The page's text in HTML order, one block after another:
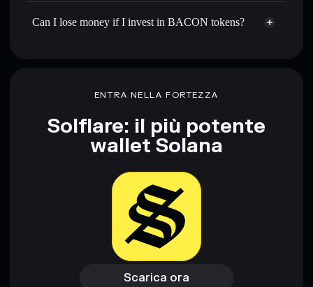
Can I lose money if I invest in BACON tokens?
ENTRA NELLA FORTEZZA
Solflare: il più potente
wallet Solana
Scarica ora
Scarica ora
Accedi al wallet